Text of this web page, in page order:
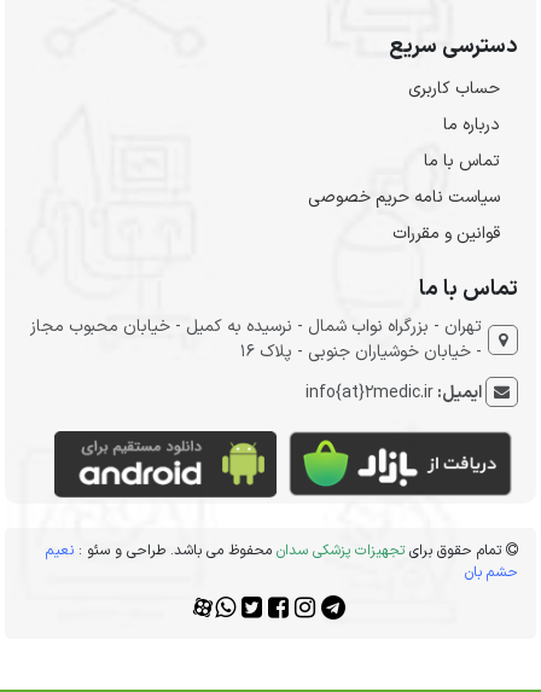
دسترسی سریع
حساب کاربری
درباره ما
تماس با ما
سیاست نامه حریم خصوصی
قوانین و مقررات
تماس با ما
تهران - بزرگراه نواب شمال - نرسیده به کمیل - خیابان محبوب مجاز
- خیابان خوشیاران جنوبی - پلاک 16
ایمیل:info{at}2medic.ir
تمام حقوق برایتجهیزات پزشکی سدان محفوظ می باشد. طراحی و سئو :نعیم
حشم بان